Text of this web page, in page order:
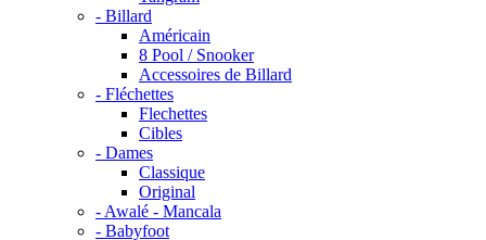
- Billard
Américain
8 Pool / Snooker
Accessoires de Billard
- Fléchettes
Flechettes
Cibles
- Dames
Classique
Original
- Awalé - Mancala
- Babyfoot